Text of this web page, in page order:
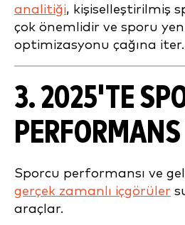
analitiği, kişiselleştirilmiş
çok önemlidir ve sporu
optimizasyonu çağına iter.
3. 2025'TE
PERFORMANS
Sporcu performansı ve
gerçek zamanlı içgörüler
araçlar.